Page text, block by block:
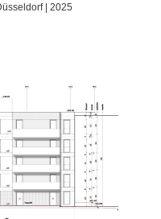
| 2025